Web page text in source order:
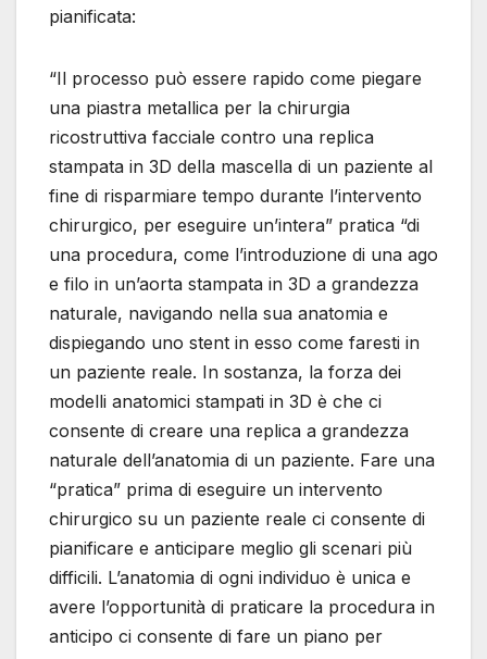
pianificata:
“Il processo può essere rapido come piegare
una piastra metallica per la chirurgia
ricostruttiva facciale contro una replica
stampata in 3D della mascella di un paziente al
fine di risparmiare tempo durante l’intervento
chirurgico, per eseguire un’intera” pratica “di
una procedura, come l’introduzione di una ago
e filo in un’aorta stampata in 3D a grandezza
naturale, navigando nella sua anatomia e
dispiegando uno stent in esso come faresti in
un paziente reale. In sostanza, la forza dei
modelli anatomici stampati in 3D è che ci
consente di creare una replica a grandezza
naturale dell’anatomia di un paziente. Fare una
“pratica” prima di eseguire un intervento
chirurgico su un paziente reale ci consente di
pianificare e anticipare meglio gli scenari più
difficili. L’anatomia di ogni individuo è unica e
avere l’opportunità di praticare la procedura in
anticipo ci consente di fare un piano per